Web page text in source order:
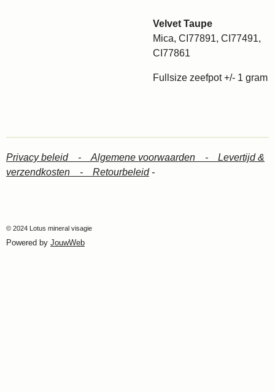
Velvet Taupe
Mica, CI77891, CI77491,
CI77861
Fullsize zeefpot +/- 1 gram
Privacy beleid - Algemene voorwaarden - Levertijd &
verzendkosten - Retourbeleid-
© 2024 Lotus mineral visagie
Powered by JouwWeb